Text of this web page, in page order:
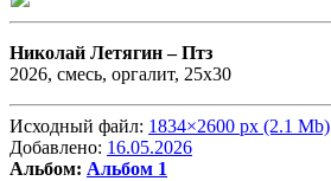
Николай Летягин –Птз
2026, смесь, оргалит, 25х30
Исходный файл: 1834×2600 px (2.1 Mb)
Добавлено: 16.05.2026
Альбом: Альбом 1